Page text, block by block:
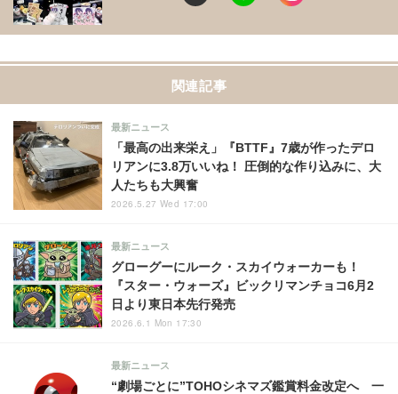
関連記事
「最高の出来栄え」『BTTF』7歳が作ったデロ
リアンに3.8万いいね！ 圧倒的な作り込みに、大
人たちも大興奮
最新ニュース
2026.5.27 Wed 17:00
グローグーにルーク・スカイウォーカーも！
『スター・ウォーズ』ビックリマンチョコ6月2
日より東日本先行発売
最新ニュース
2026.6.1 Mon 17:30
“劇場ごとに”TOHOシネマズ鑑賞料金改定へ 一
最新ニュース